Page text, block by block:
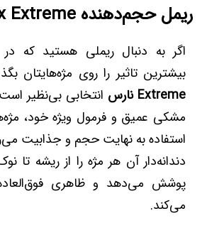
ریمل حجم‌دهنده NARS Climax Extreme
اگر به دنبال ریملی هستید که
بیشترین تاثیر را روی مژه‌هایتان
Extreme نارس
انتخابی بی‌نظیر
مشکی عمیق و فرمول ویژه خود،
استفاده به نهایت حجم و جذابیت
دندانه‌دار آن هر مژه را از ریشه تا
پوشش می‌دهد و ظاهری فوق‌العاده
می‌کند.